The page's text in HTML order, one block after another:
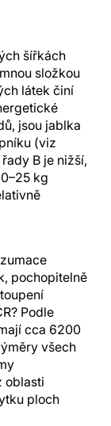
šířkách
složkou
látek činí
jsou jablka
(viz
B je nižší,
kg
pochopitelně
Podle
cca 6200
všech
oblasti
ploch